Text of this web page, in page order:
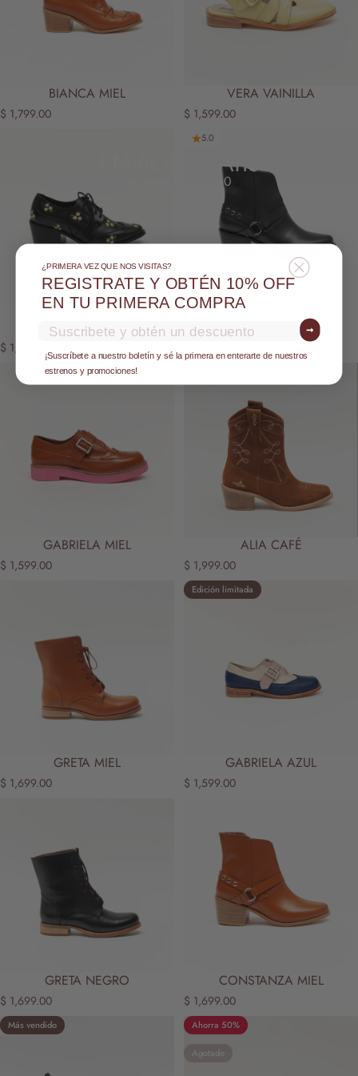
ENVÍOS GRATIS
A partir de $2,000
BIANCA MIEL
$ 1,799.00
VERA VAINILLA
$ 1,599.00
LEONOR NEGRO CON
FLORES
$ 1,699.00
5.0
CONSTANZA NEGRO
$ 1,699.00
GABRIELA MIEL
$ 1,599.00
ALIA CAFÉ
$ 1,999.00
GRETA MIEL
$ 1,699.00
Edición limitada
GABRIELA AZUL
$ 1,599.00
GRETA NEGRO
$ 1,699.00
CONSTANZA MIEL
$ 1,699.00
5.0
Más vendido Ahorra 50%
Agotado
¿PRIMERA VEZ QUE NOS VISITAS?
REGISTRATE Y OBTÉN 10% OFF
EN TU PRIMERA COMPRA
Email ➞
¡Suscríbete a nuestro boletín y sé la primera en enterarte de nuestros
estrenos y promociones!